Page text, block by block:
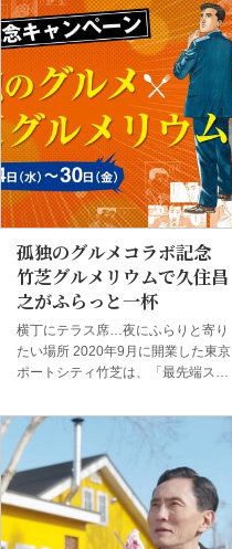
孤独のグルメコラボ記念
竹芝グルメリウムで久住昌
之がふらっと一杯
横丁にテラス席…夜にふらりと寄り
たい場所 2020年9月に開業した東京
ポートシティ竹芝は、「最先端スマ
どを含む魅力的な飲食店街「竹芝グ
ルメリウム」を有する注目のスポッ
トだ。 一昨年の開業時、そして昨
年の1周年と2年連続で『孤独のグル
メ』とのコラボを行ってきた竹芝グ
ルメリウムだが、2周年の今年も特
別企画を実施する。 その目玉が、